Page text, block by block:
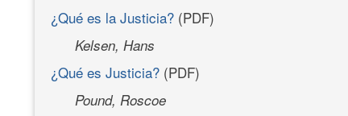
¿Qué es la Justicia? (PDF)
Kelsen, Hans
¿Qué es Justicia? (PDF)
Pound, Roscoe